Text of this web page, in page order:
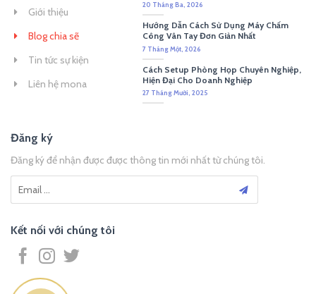
Giới thiệu
Blog chia sẽ
Tin tức sự kiện
Liên hệ mona
20 Tháng Ba, 2026
Hướng Dẫn Cách Sử Dụng Máy Chấm
Công Vân Tay Đơn Giản Nhất
7 Tháng Một, 2026
Cách Setup Phòng Họp Chuyên Nghiệp,
Hiện Đại Cho Doanh Nghiệp
27 Tháng Mười, 2025
Đăng ký
Đăng ký để nhận được được thông tin mới nhất từ chúng tôi.
Kết nối với chúng tôi